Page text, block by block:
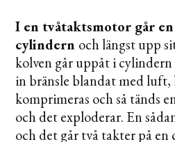
I en tvåtaktsmotor går
cylindern och längst upp
kolven går uppåt i cylindern
in bränsle blandat med
komprimeras och så tänds
och det exploderar. En
och det går två takter på